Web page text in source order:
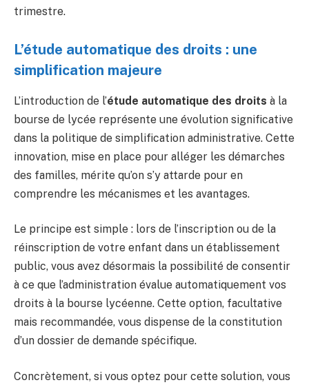
trimestre.
L’étude automatique des droits : une
simplification majeure
L’introduction de l’étude automatique des droits à la
bourse de lycée représente une évolution significative
dans la politique de simplification administrative. Cette
innovation, mise en place pour alléger les démarches
des familles, mérite qu’on s’y attarde pour en
comprendre les mécanismes et les avantages.
Le principe est simple : lors de l’inscription ou de la
réinscription de votre enfant dans un établissement
public, vous avez désormais la possibilité de consentir
à ce que l’administration évalue automatiquement vos
droits à la bourse lycéenne. Cette option, facultative
mais recommandée, vous dispense de la constitution
d’un dossier de demande spécifique.
Concrètement, si vous optez pour cette solution, vous